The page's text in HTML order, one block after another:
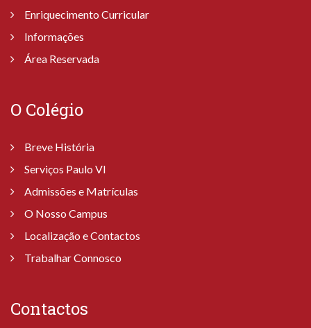
Enriquecimento Curricular
Informações
Área Reservada
O Colégio
Breve História
Serviços Paulo VI
Admissões e Matrículas
O Nosso Campus
Localização e Contactos
Trabalhar Connosco
Contactos